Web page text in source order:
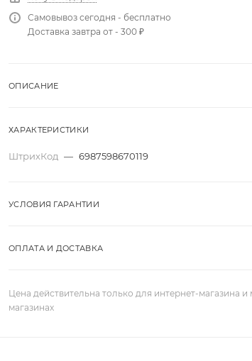
Самовывоз сегодня - бесплатно
Доставка завтра от - 300 ₽
ОПИСАНИЕ
ХАРАКТЕРИСТИКИ
ШтрихКод — 6987598670119
УСЛОВИЯ ГАРАНТИИ
ОПЛАТА И ДОСТАВКА
Цена действительна только для интернет-магазина
магазинах